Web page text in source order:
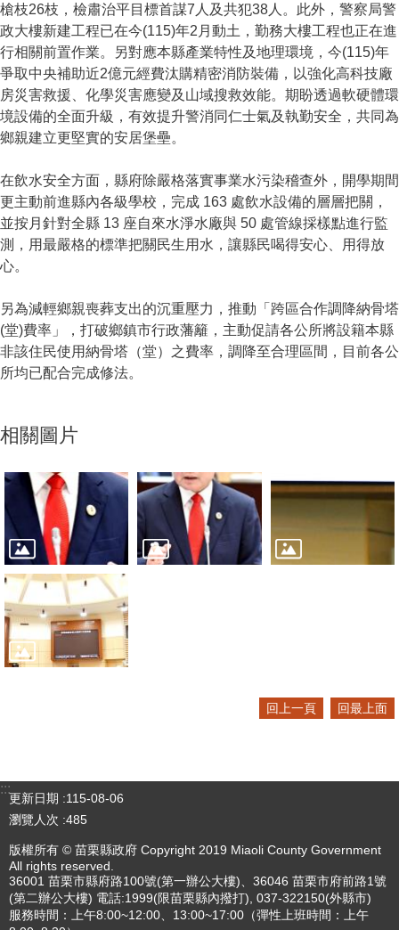
槍枝26枝，檢肅治平目標首謀7人及共犯38人。此外，警察局警
政大樓新建工程已在今(115)年2月動土，勤務大樓工程也正在進
行相關前置作業。另對應本縣產業特性及地理環境，今(115)年
爭取中央補助近2億元經費汰購精密消防裝備，以強化高科技廠
房災害救援、化學災害應變及山域搜救效能。期盼透過軟硬體環
境設備的全面升級，有效提升警消同仁士氣及執勤安全，共同為
鄉親建立更堅實的安居堡壘。
在飲水安全方面，縣府除嚴格落實事業水污染稽查外，開學期間
更主動前進縣內各級學校，完成 163 處飲水設備的層層把關，
並按月針對全縣 13 座自來水淨水廠與 50 處管線採樣點進行監
測，用最嚴格的標準把關民生用水，讓縣民喝得安心、用得放
心。
另為減輕鄉親喪葬支出的沉重壓力，推動「跨區合作調降納骨塔
(堂)費率」，打破鄉鎮市行政藩籬，主動促請各公所將設籍本縣
非該住民使用納骨塔（堂）之費率，調降至合理區間，目前各公
所均已配合完成修法。
相關圖片
回上一頁 回最上面
:::
更新日期
115-08-06
瀏覽人次 485
版權所有 © 苗栗縣政府 Copyright 2019 Miaoli County Government
All rights reserved.
36001 苗栗市縣府路100號(第一辦公大樓)、36046 苗栗市府前路1號
(第二辦公大樓) 電話:1999(限苗栗縣內撥打), 037-322150(外縣市)
服務時間：上午8:00~12:00、13:00~17:00（彈性上班時間：上午